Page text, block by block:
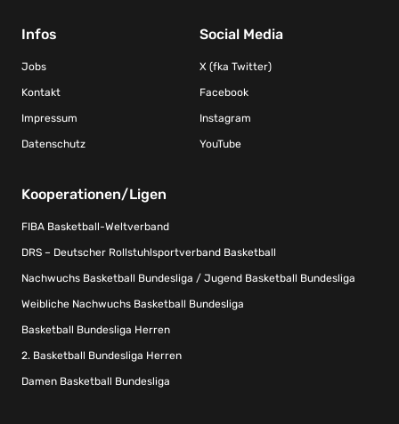
Infos
Jobs
Kontakt
Impressum
Datenschutz
Social Media
X (fka Twitter)
Facebook
Instagram
YouTube
Kooperationen/Ligen
FIBA Basketball-Weltverband
DRS – Deutscher Rollstuhlsportverband Basketball
Nachwuchs Basketball Bundesliga / Jugend Basketball Bundesliga
Weibliche Nachwuchs Basketball Bundesliga
Basketball Bundesliga Herren
2. Basketball Bundesliga Herren
Damen Basketball Bundesliga